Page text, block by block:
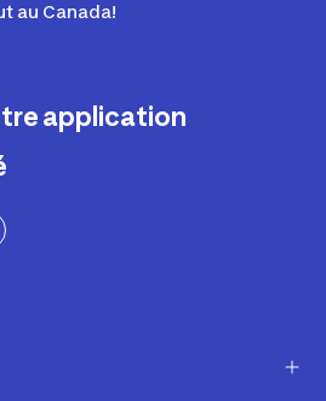
au Canada!
application